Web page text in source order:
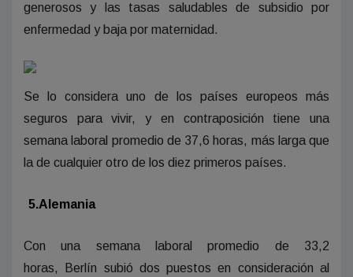
generosos y las tasas saludables de subsidio por
enfermedad y baja por maternidad.
Se lo considera uno de los países europeos más
seguros para vivir, y en contraposición tiene una
semana laboral promedio de 37,6 horas, más larga que
la de cualquier otro de los diez primeros países.
5.Alemania
Con una semana laboral promedio de 33,2
horas, Berlín subió dos puestos en consideración al